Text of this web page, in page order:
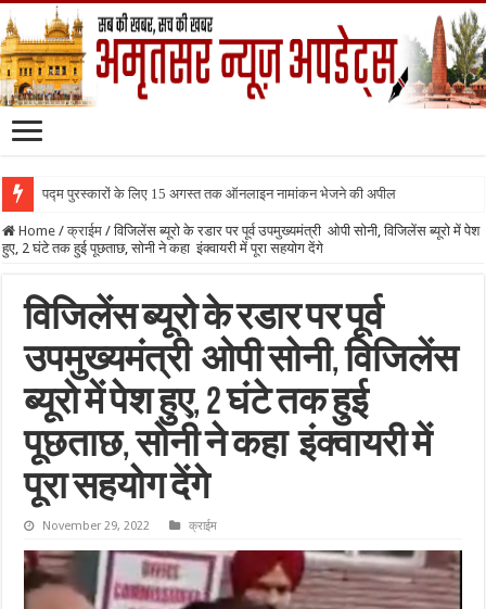
पद्म पुरस्कारों के लिए 15 अगस्त तक ऑनलाइन नामांकन भेजने की अपील
Home / क्राईम / विजिलेंस ब्यूरो के रडार पर पूर्व उपमुख्यमंत्री ओपी सोनी, विजिलेंस ब्यूरो में पेश
हुए, 2 घंटे तक हुई पूछताछ, सोनी ने कहा इंक्वायरी में पूरा सहयोग देंगे
विजिलेंस ब्यूरो के रडार पर पूर्व
उपमुख्यमंत्री ओपी सोनी, विजिलेंस
ब्यूरो में पेश हुए, 2 घंटे तक हुई
पूछताछ, सोनी ने कहा इंक्वायरी में
पूरा सहयोग देंगे
November 29, 2022 क्राईम